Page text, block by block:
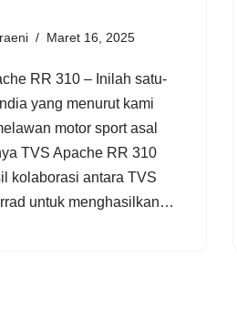
Maret 16, 2025
RR 310 – Inilah satu-
yang menurut kami
motor sport asal
TVS Apache RR 310
kolaborasi antara TVS
untuk menghasilkan…